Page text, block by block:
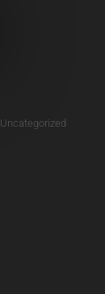
Uncategorized